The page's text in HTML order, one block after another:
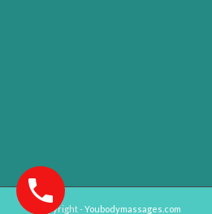
© Copyright -Youbodymassages.com